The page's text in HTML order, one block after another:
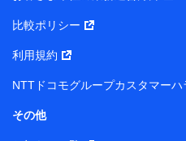
の個人データ
基本情報
性、連絡先、dポイントサー
所、dポイント残高、dポイン
比較ポリシー
利用規約
NTTドコモグループカスタマー
その他